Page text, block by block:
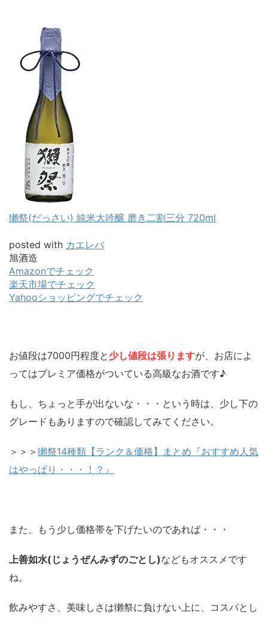
獺祭(だっさい) 純米大吟醸 磨き二割三分 720ml
posted with カエレバ
旭酒造
Amazonでチェック
楽天市場でチェック
Yahooショッピングでチェック
お値段は7000円程度と 少し値段は張りますが、お店によ
ってはプレミア価格がついている高級なお酒です♪
もし、ちょっと手が出ないな・・・という時は、少し下の
グレードもありますので確認してみてください。
＞＞＞ 獺祭14種類【ランク＆価格】まとめ『おすすめ人気
はやっぱり・・・！？』
また、もう少し価格帯を下げたいのであれば・・・
上善如水(じょうぜんみずのごとし)などもオススメです
ね。
飲みやすさ、美味しさは獺祭に負けない上に、コスパとし